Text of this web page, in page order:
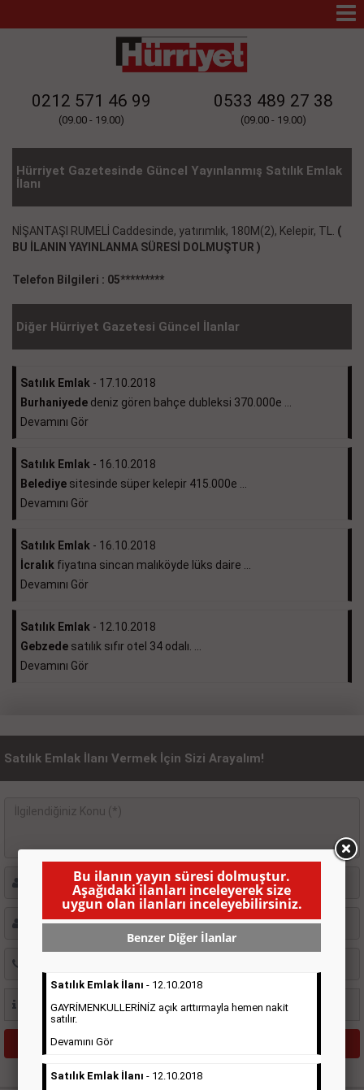
0212 571 46 99
(09.00 - 19.00)
0533 489 27 38
(09.00 - 19.00)
Hürriyet Gazetesinde Güncel Yayınlanmış Satılık Emlak
İlanı
NİŞANTAŞI RUMELİ Caddesinde, yatırımlık, 180M(2), Kelepir, TL. (
BU İLANIN YAYINLANMA SÜRESİ DOLMUŞTUR )
Telefon Bilgileri : 05*********
Diğer Hürriyet Gazetesi Güncel İlanlar
Satılık Emlak - 17.10.2018
Burhaniyede deniz gören bahçe dubleksi 370.000e ...
Devamını Gör
Satılık Emlak - 16.10.2018
Belediye sitesinde süper kelepir 415.000e ...
Devamını Gör
Satılık Emlak - 16.10.2018
İcralık fiyatına sincan malıköyde lüks daire ...
Devamını Gör
Satılık Emlak - 12.10.2018
Gebzede satılık sıfır otel 34 odalı. ...
Devamını Gör
Satılık Emlak İlanı Vermek İçin Sizi Arayalım!
Bu ilanın yayın süresi dolmuştur.
Aşağıdaki ilanları inceleyerek size
uygun olan ilanları inceleyebilirsiniz.
Benzer Diğer İlanlar
Satılık Emlak İlanı - 12.10.2018
GAYRİMENKULLERİNİZ açık arttırmayla hemen nakit
satılır.
Devamını Gör
Satılık Emlak İlanı - 12.10.2018